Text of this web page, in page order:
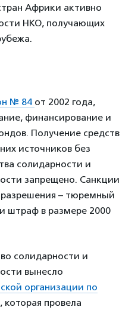
Африки активно
НКО, получающих
№ 84 от 2002 года,
финансирование и
Получение средств
источников без
солидарности и
запрещено. Санкции
– тюремный
штраф в размере 2000
солидарности и
вынесло
организации по
которая провела